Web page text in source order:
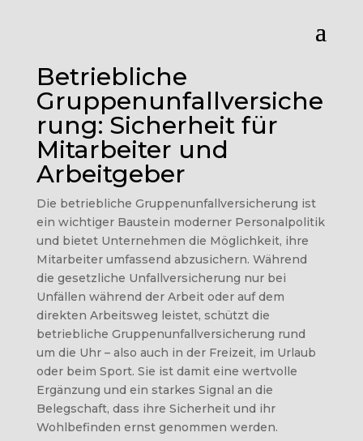
Betriebliche
Gruppenunfallversiche
rung: Sicherheit für
Mitarbeiter und
Arbeitgeber
Die betriebliche Gruppenunfallversicherung ist
ein wichtiger Baustein moderner Personalpolitik
und bietet Unternehmen die Möglichkeit, ihre
Mitarbeiter umfassend abzusichern. Während
die gesetzliche Unfallversicherung nur bei
Unfällen während der Arbeit oder auf dem
direkten Arbeitsweg leistet, schützt die
betriebliche Gruppenunfallversicherung rund
um die Uhr – also auch in der Freizeit, im Urlaub
oder beim Sport. Sie ist damit eine wertvolle
Ergänzung und ein starkes Signal an die
Belegschaft, dass ihre Sicherheit und ihr
Wohlbefinden ernst genommen werden.